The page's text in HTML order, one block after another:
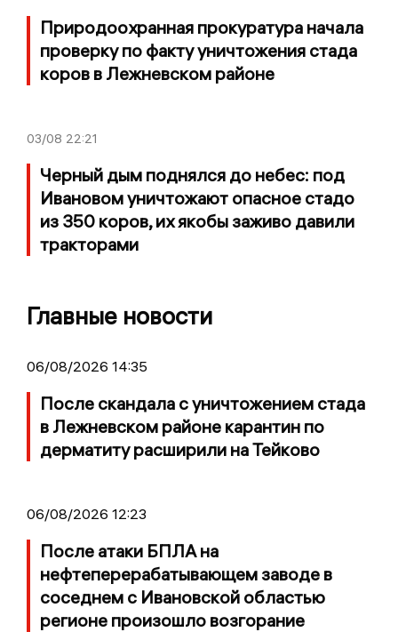
Природоохранная прокуратура начала
проверку по факту уничтожения стада
коров в Лежневском районе
03/08 22:21
Черный дым поднялся до небес: под
Ивановом уничтожают опасное стадо
из 350 коров, их якобы заживо давили
тракторами
Главные новости
06/08/2026 14:35
После скандала с уничтожением стада
в Лежневском районе карантин по
дерматиту расширили на Тейково
06/08/2026 12:23
После атаки БПЛА на
нефтеперерабатывающем заводе в
соседнем с Ивановской областью
регионе произошло возгорание